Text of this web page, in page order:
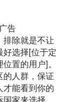
除就是不让
选择[位于定
置的用户]。
人群，保证
才能看到你的
家来选择，